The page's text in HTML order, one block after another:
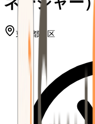
東京都 港区